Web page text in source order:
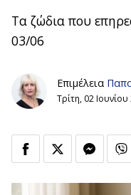
Τα ζώδια που
03/06
Επιμέλεια
Τρίτη, 02